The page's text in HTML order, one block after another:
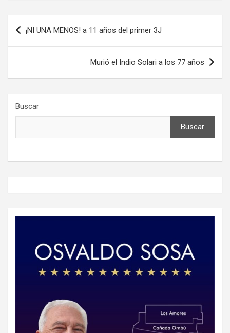
Navegación
de
¡NI UNA MENOS! a 11 años del primer 3J
Murió el Indio Solari a los 77 años
Buscar
Buscar